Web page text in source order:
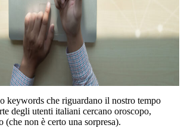
keywords che riguardano il nostro tempo
degli utenti italiani cercano oroscopo,
non è certo una sorpresa).